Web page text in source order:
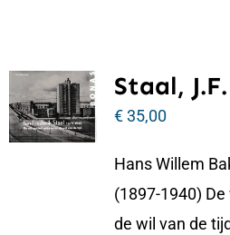
Staal, J.F.
€35,00
Hans Willem
(1897-1940)
de wil van de